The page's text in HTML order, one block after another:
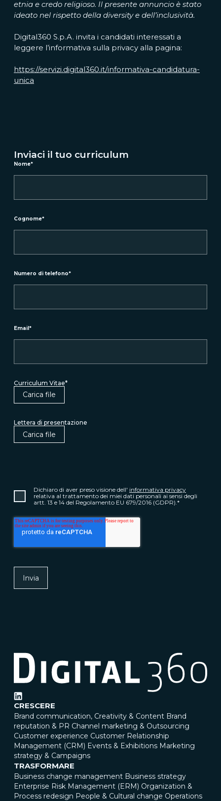
etnia e credo religioso. Il presente annuncio è stato
ideato nel rispetto della diversity e dell’inclusività.
Digital360 S.p.A. invita i candidati interessati a
leggere l’informativa sulla privacy alla pagina:
https://servizi.digital360.it/informativa-candidatura-
unica
Inviaci il tuo curriculum
Nome*
Cognome*
Numero di telefono*
Email*
Curriculum Vitae*
Carica file
Lettera di presentazione
Carica file
Dichiaro di aver preso visione dell' informativa privacy
relativa al trattamento dei miei dati personali ai sensi degli
artt. 13 e 14 del Regolamento EU 679/2016 (GDPR).*
CRESCERE
Brand communication, Creativity & Content Brand
reputation & PR Channel marketing & Outsourcing
Customer experience Customer Relationship
Management (CRM) Events & Exhibitions Marketing
strategy & Campaigns
TRASFORMARE
Business change management Business strategy
Enterprise Risk Management (ERM) Organization &
Process redesign People & Cultural change Operations